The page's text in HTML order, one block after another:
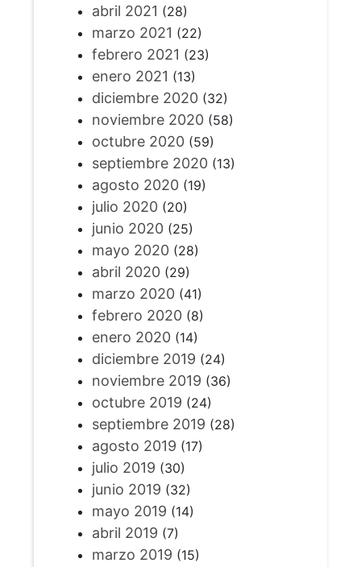
abril 2021 (28)
marzo 2021 (22)
febrero 2021 (23)
enero 2021 (13)
diciembre 2020(32)
noviembre 2020(58)
octubre 2020(59)
septiembre 2020(13)
agosto 2020(19)
julio 2020(20)
junio 2020(25)
mayo 2020(28)
abril 2020(29)
marzo 2020(41)
febrero 2020(8)
enero 2020(14)
diciembre 2019 (24)
noviembre 2019 (36)
octubre 2019 (24)
septiembre 2019 (28)
agosto 2019 (17)
julio 2019 (30)
junio 2019 (32)
mayo 2019 (14)
abril 2019 (7)
marzo 2019 (15)